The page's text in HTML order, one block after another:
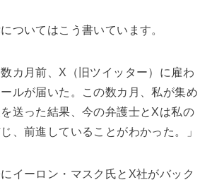
ついてはこう書いています。
数カ月前、X（旧ツイッター）に雇わ
ルが届いた。この数カ月、私が集め
送った結果、今の弁護士とXは私の
、前進していることがわかった。」
イーロン・マスク氏とX社がバック